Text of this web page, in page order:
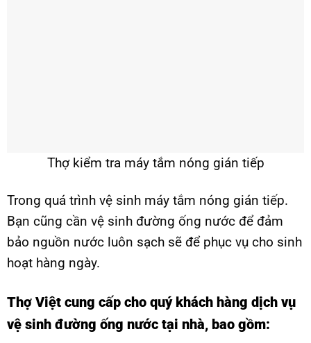
Thợ kiểm tra máy tắm nóng gián tiếp
Trong quá trình vệ sinh máy tắm nóng gián tiếp.
Bạn cũng cần vệ sinh đường ống nước để đảm
bảo nguồn nước luôn sạch sẽ để phục vụ cho sinh
hoạt hàng ngày.
Thợ Việt cung cấp cho quý khách hàng dịch vụ
vệ sinh đường ống nước tại nhà, bao gồm: